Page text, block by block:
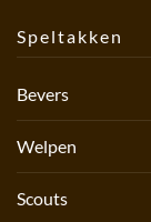
Speltakken
Bevers
Welpen
Scouts